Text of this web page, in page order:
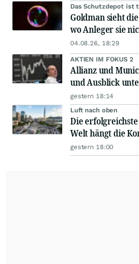
Das Schutzdepot ist
Goldman sieht
wo Anleger sie
04.08.26, 18:29
AKTIEN IM FOKUS 2
Allianz und
und Ausblick
gestern 18:14
Luft nach oben
Die
Welt hängt die
gestern 18:00